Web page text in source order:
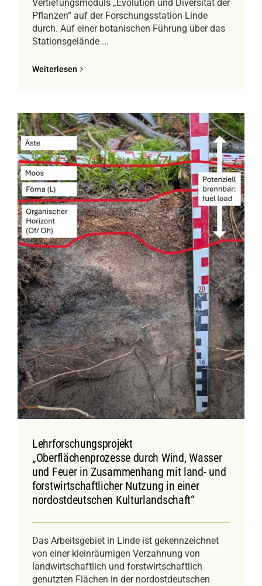
Vertiefungsmoduls „Evolution und Diversität der
Pflanzen“ auf der Forschungsstation Linde
durch. Auf einer botanischen Führung über das
Stationsgelände ...
Weiterlesen
Lehrforschungsprojekt
„Oberflächenprozesse durch Wind, Wasser
und Feuer in Zusammenhang mit land- und
forstwirtschaftlicher Nutzung in einer
nordostdeutschen Kulturlandschaft“
Das Arbeitsgebiet in Linde ist gekennzeichnet
von einer kleinräumigen Verzahnung von
landwirtschaftlich und forstwirtschaftlich
genutzten Flächen in der nordostdeutschen